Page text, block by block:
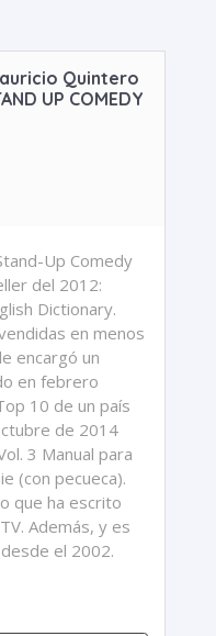
Quintero
UP COMEDY
Up Comedy
del 2012:
Dictionary.
en menos
encargó un
en febrero
10 de un país
de 2014
3 Manual para
(con pecueca).
que ha escrito
Además, y es
el 2002.